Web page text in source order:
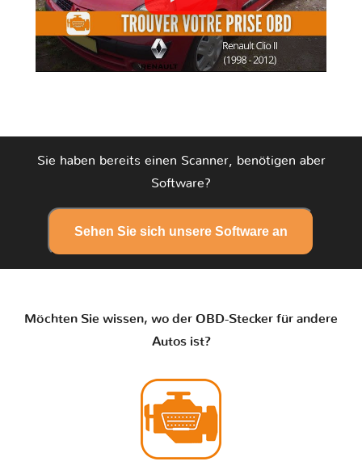
Sie haben bereits einen Scanner, benötigen aber
Software?
Sehen Sie sich unsere Software an
Möchten Sie wissen, wo der OBD-Stecker für andere
Autos ist?